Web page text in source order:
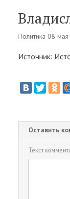
Политика 08
Источник:
Оставить
Текст